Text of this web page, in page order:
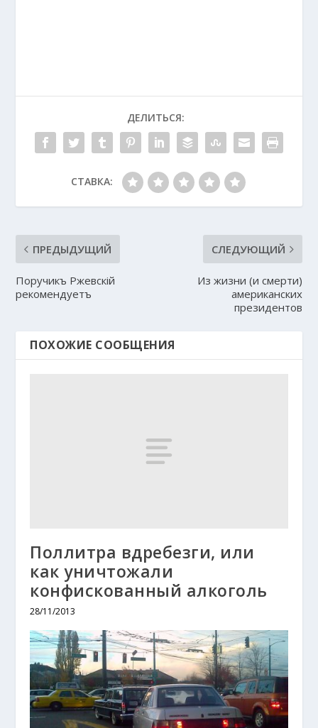
ДЕЛИТЬСЯ:
СТАВКА:
ПРЕДЫДУЩИЙ
Поручикъ Ржевскій
рекомендуетъ
СЛЕДУЮЩИЙ
Из жизни (и смерти)
американских
президентов
ПОХОЖИЕ СООБЩЕНИЯ
Поллитра вдребезги, или
как уничтожали
конфискованный алкоголь
28/11/2013